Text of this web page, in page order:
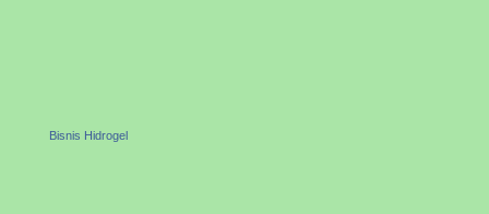
Bisnis Hidrogel